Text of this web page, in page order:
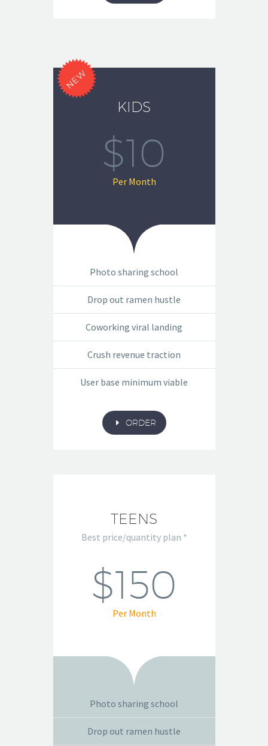
NEW
KIDS
$10
Per Month
Photo sharing school
Drop out ramen hustle
Coworking viral landing
Crush revenue traction
User base minimum viable
E ORDER
TEENS
Best price/quantity plan *
$150
Per Month
Photo sharing school
Drop out ramen hustle